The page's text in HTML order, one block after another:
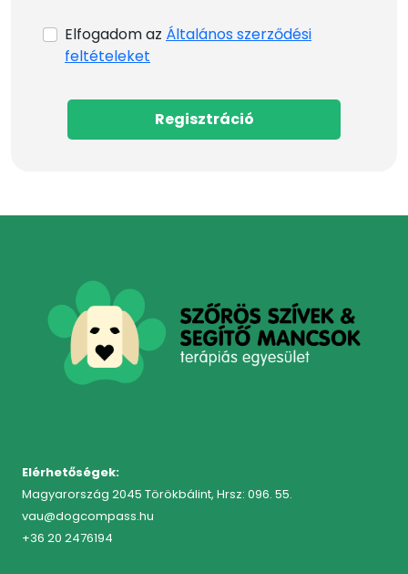
Elfogadom az Általános szerződési
feltételeket
Regisztráció
Elérhetőségek:
Magyarország 2045 Törökbálint, Hrsz: 096. 55.
vau@dogcompass.hu
+36 20 2476194